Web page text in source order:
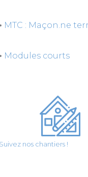
• MTC : Maçon.ne
• Modules courts
Suivez nos chantiers !